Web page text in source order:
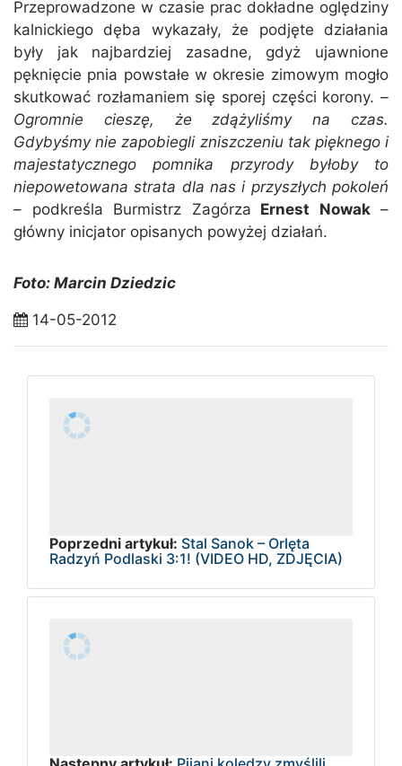
Przeprowadzone w czasie prac dokładne oględziny
kalnickiego dęba wykazały, że podjęte działania
były jak najbardziej zasadne, gdyż ujawnione
pęknięcie pnia powstałe w okresie zimowym mogło
skutkować rozłamaniem się sporej części korony. –
Ogromnie cieszę, że zdążyliśmy na czas.
Gdybyśmy nie zapobiegli zniszczeniu tak pięknego i
majestatycznego pomnika przyrody byłoby to
niepowetowana strata dla nas i przyszłych pokoleń
– podkreśla Burmistrz Zagórza Ernest Nowak–
główny inicjator opisanych powyżej działań.
Foto: Marcin Dziedzic
14-05-2012
Poprzedni artykuł: Stal Sanok – Orlęta
Radzyń Podlaski 3:1! (VIDEO HD, ZDJĘCIA)